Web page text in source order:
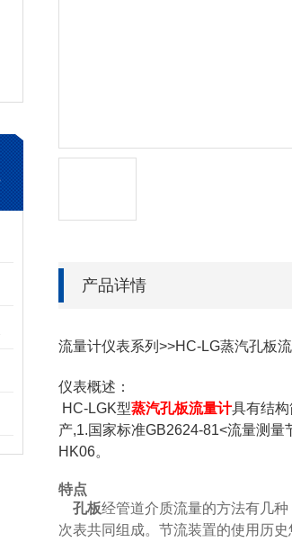
产品详情
流量计仪表系列>>HC-LG蒸汽孔板
仪表概述：
HC-LGK型蒸汽孔板流量计具有结
产,1.国家标准GB2624-81<流量测
HK06。
特点
孔板经管道介质流量的方法有几
次表共同组成。节流装置的使用历